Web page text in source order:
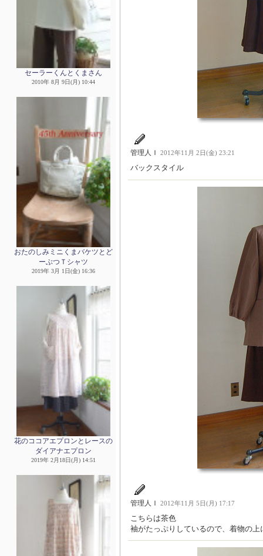
セーラーくんとくまさん
2010年 8月 9日(月) 10:44
おたのしみミニくまバケツとど
ーぶつＴシャツ
2019年 3月 1日(金) 16:36
花のココアエプロンとレースの
ダイアナエプロン
2019年 2月18日(月) 14:51
管理人Ｉ 2012年11月 2日(金) 23:21
バックスタイル
管理人Ｉ 2012年11月 5日(月) 17:17
こちらは茶色
袖がたっぷりしているので、着物の上